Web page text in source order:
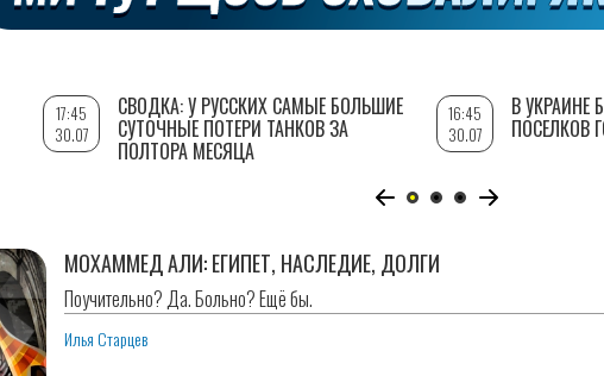
МОХАММЕД АЛИ: ЕГИПЕТ, НАСЛЕДИЕ, ДОЛГИ
Поучительно? Да. Больно? Ещё бы.
Илья Старцев
17:45
30.07
СВОДКА: У РУССКИХ САМЫЕ БОЛЬШИЕ
СУТОЧНЫЕ ПОТЕРИ ТАНКОВ ЗА
ПОЛТОРА МЕСЯЦА
16:45
30.07
В УКРАИНЕ
ПОСЕЛКОВ